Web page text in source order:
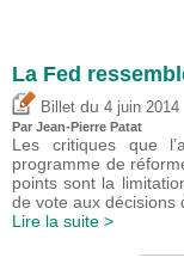
La Fed
Billet du 4 juin 2014
Par Jean-Pierre Patat
Les critiques que
programme de
points sont la
de vote aux décisions
Lire la suite >